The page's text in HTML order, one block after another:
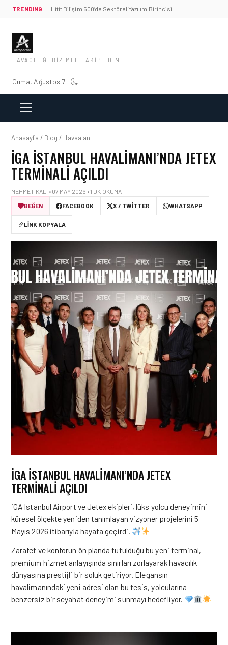
TRENDING Hitit Bilişim 500’de Sektörel Yazılım Birincisi
HAVACILIĞI BIZIMLE TAKIP EDIN
Cuma, Ağustos 7
Anasayfa / Blog / Havaalanı
İGA İSTANBUL HAVALIMANI’NDA JETEX
TERMINALI AÇILDI
MEHMET KALI • 07 MAY 2026 • 1 DK OKUMA
BEĞEN
FACEBOOK X / TWITTER WHATSAPP
LINK KOPYALA
İGA İSTANBUL HAVALİMANI’NDA JETEX
TERMİNALİ AÇILDI
iGA Istanbul Airport veJetexekipleri, lüks yolcu deneyimini
küresel ölçekte yeniden tanımlayan vizyoner projelerini 5
Mayıs 2026 itibarıyla hayata geçirdi.
Zarafet ve konforun ön planda tutulduğu bu yeni terminal,
premium hizmet anlayışında sınırları zorlayarak havacılık
dünyasına prestijli bir soluk getiriyor. Elegansın
havalimanındaki yeni adresi olan bu tesis, yolcularına
benzersiz bir seyahat deneyimi sunmayı hedefliyor.